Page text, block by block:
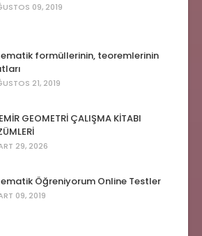
09, 2019
formüllerinin, teoremlerinin
21, 2019
GEOMETRİ ÇALIŞMA KİTABI
29, 2026
Öğreniyorum Online Testler
09, 2019